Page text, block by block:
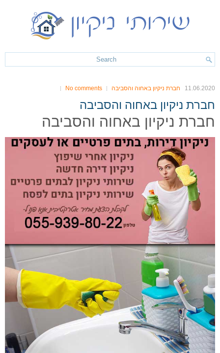
11.06.2020 חברת ניקיון באחוה והסביבה No comments
חברת ניקיון באחוה והסביבה
חברת ניקיון באחוה והסביבה